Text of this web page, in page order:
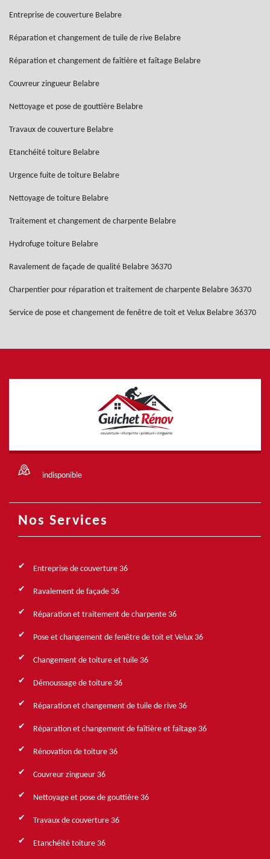
Entreprise de couverture Belabre
Réparation et changement de tuile de rive Belabre
Réparation et changement de faîtière et faîtage Belabre
Couvreur zingueur Belabre
Nettoyage et pose de gouttière Belabre
Travaux de couverture Belabre
Etanchéité toiture Belabre
Urgence fuite de toiture Belabre
Nettoyage de toiture Belabre
Traitement et changement de charpente Belabre
Hydrofuge toiture Belabre
Ravalement de façade de qualité Belabre 36370
Charpentier pour réparation et traitement de charpente Belabre 36370
Service de pose et changement de fenêtre de toit et Velux Belabre 36370
indisponible
Nos Services
Entreprise de couverture 36
Ravalement de façade 36
Réparation et traitement de charpente 36
Pose et changement de fenêtre de toit et Velux 36
Changement de toiture et tuile 36
Démoussage de toiture 36
Réparation et changement de tuile de rive 36
Réparation et changement de faîtière et faîtage 36
Rénovation de toiture 36
Couvreur zingueur 36
Nettoyage et pose de gouttière 36
Travaux de couverture 36
Etanchéité toiture 36